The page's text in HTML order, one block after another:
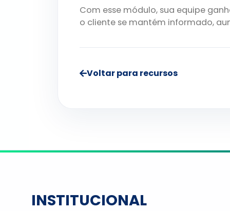
Com esse módulo, sua equipe
o cliente se mantém informado,
Voltar para recursos
INSTITUCIONAL